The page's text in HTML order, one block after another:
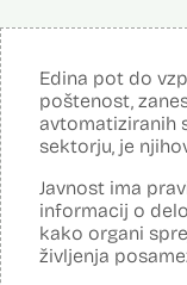
Edina pot do
poštenost,
avtomatiziranih
sektorju, je
Javnost ima
informacij o
kako organi
življenja